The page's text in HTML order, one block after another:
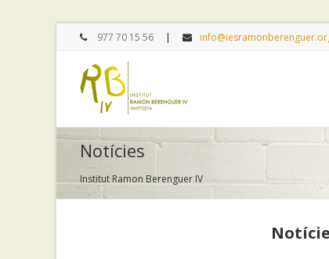
977 70 15 56
Notícies
Institut Ramon Berenguer IV